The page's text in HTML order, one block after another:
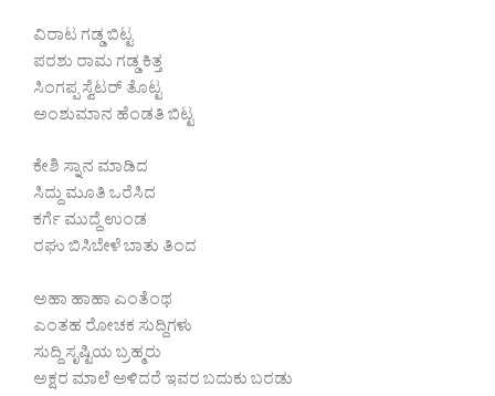
ವಿರಾಟ ಗಡ್ಡ ಬಿಟ್ಟ
ಪರಶು ರಾಮ ಗಡ್ಡ ಕಿತ್ತ
ಸಿಂಗಪ್ಪ ಸ್ವೆಟರ್ ತೊಟ್ಟ
ಅಂಶುಮಾನ ಹೆಂಡತಿ ಬಿಟ್ಟ
ಕೇಶಿ ಸ್ನಾನ ಮಾಡಿದ
ಸಿದ್ದು ಮೂತಿ ಒರೆಸಿದ
ಕರ್ಗೆ ಮುದ್ದೆ ಉಂಡ
ರಘು ಬಿಸಿಬೇಳೆ ಬಾತು ತಿಂದ
ಅಹಾ ಹಾಹಾ ಎಂತೆಂಥ
ಎಂತಹ ರೋಚಕ ಸುದ್ದಿಗಳು
ಸುದ್ದಿ ಸೃಷ್ಟಿಯ ಬ್ರಹ್ಮರು
ಅಕ್ಷರ ಮಾಲೆ ಅಳಿದರೆ ಇವರ ಬದುಕು ಬರಡು